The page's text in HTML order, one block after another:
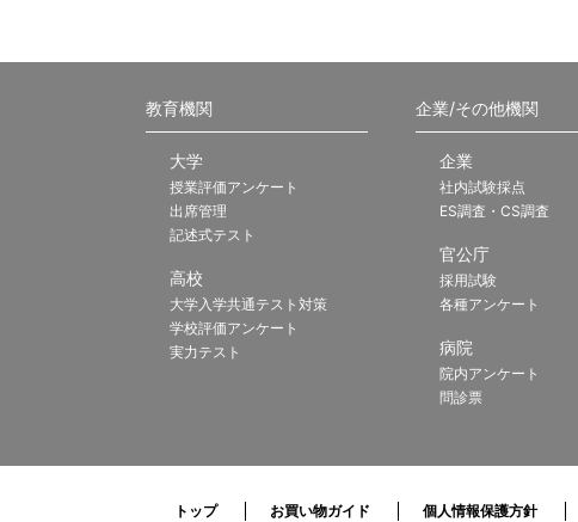
教育機関
大学
授業評価アンケート
出席管理
記述式テスト
高校
大学入学共通テスト対策
学校評価アンケート
実力テスト
企業/その他機関
企業
社内試験採点
ES調査・CS調査
官公庁
採用試験
各種アンケート
病院
院内アンケート
問診票
トップ お買い物ガイド 個人情報保護方針